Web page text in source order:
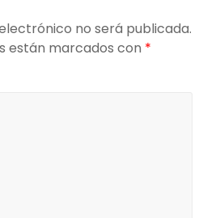
no será publicada.
están marcados con *